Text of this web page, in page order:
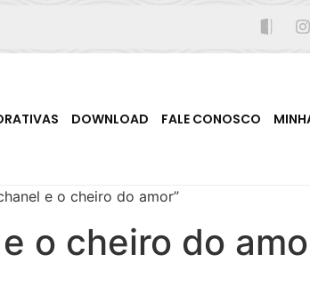
DOWNLOAD FALE CONOSCO
e o cheiro do amor”
o cheiro do